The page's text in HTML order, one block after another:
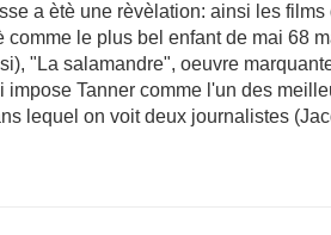
a ètè une rèvèlation: ainsi les
comme le plus bel enfant de mai 68
"La salamandre", oeuvre
impose Tanner comme l'un des
lequel on voit deux journalistes